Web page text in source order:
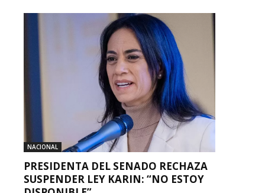
NACIONAL
PRESIDENTA DEL SENADO RECHAZA
SUSPENDER LEY KARIN: “NO ESTOY